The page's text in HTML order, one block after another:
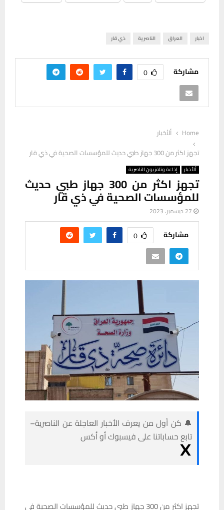
اخبار العراق الناصرية ذي قار
مشاركة 0
Home
ألأخبار
تجهز اكثر من 300 جهاز طبي حديث للمؤسسات الصحية في ذي قار
ألأخبار إذاعة وتلفزيون الناصرية
تجهز اكثر من 300 جهاز طبي حديث
للمؤسسات الصحية في ذي قار
27 ديسمبر، 2023
مشاركة 0
🔔 كن أول من يعرف الأخبار العاجلة عن الناصرية–
تابع حساباتنا على فيسبوك أو أكس
تجهز اكثر من 300 جهاز طبي حديث للمؤسسات الصحية في